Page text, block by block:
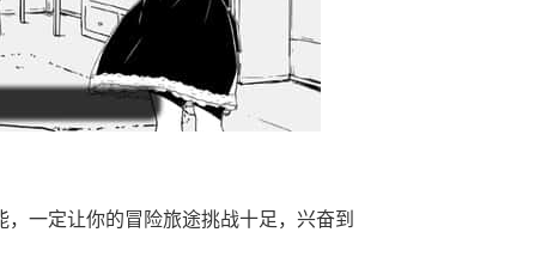
一定让你的冒险旅途挑战十足，兴奋到